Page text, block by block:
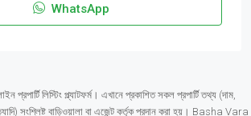
WhatsApp
লিস্টিং প্ল্যাটফর্ম। এখানে প্রকাশিত সকল প্রপার্টি তথ্য (দাম,
সংশ্লিষ্ট বাড়িওয়ালা বা এজেন্ট কর্তৃক প্রদান করা হয়। Basha Vara